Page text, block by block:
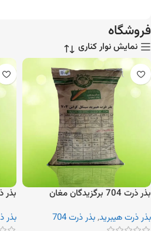
فروشگاه
نمایش نوار کناری
بذر ذرت 704 برگزیدگان مغان
بذر ذرت هیبرید,بذر ذرت 704
بذر ذرت 704
بذر